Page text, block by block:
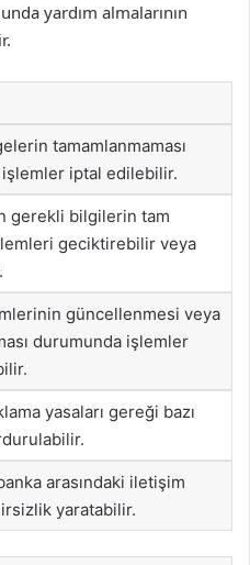
yardım almalarının
tamamlanmaması
iptal edilebilir.
gerekli bilgilerin tam
geciktirebilir veya
güncellenmesi veya
durumunda işlemler
yasaları gereği bazı
arasındaki iletişim
yaratabilir.